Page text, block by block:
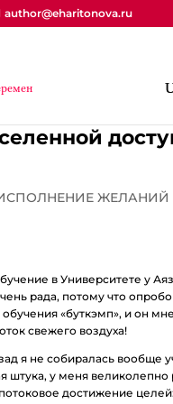
author@eharitonova.ru
ЖЕЛАНИЙ
в Университете у
рада, потому что
«буткэмп», и он
свежего воздуха!
я не собиралась вообще
штука, у меня великолепно
достижение целей: